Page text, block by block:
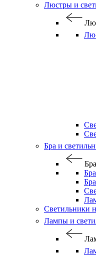
Люстры и
Бра и
Бра
Светильники
Лампы и